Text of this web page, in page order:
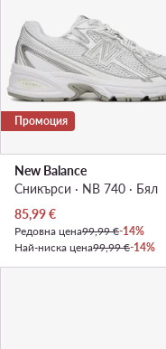
Промоция
New Balance
Сникърси · NB 740 · Бял
Актуална цена
85,99€
Редовна цена99,99 €-14%
Най-ниска цена99,99 €-14%